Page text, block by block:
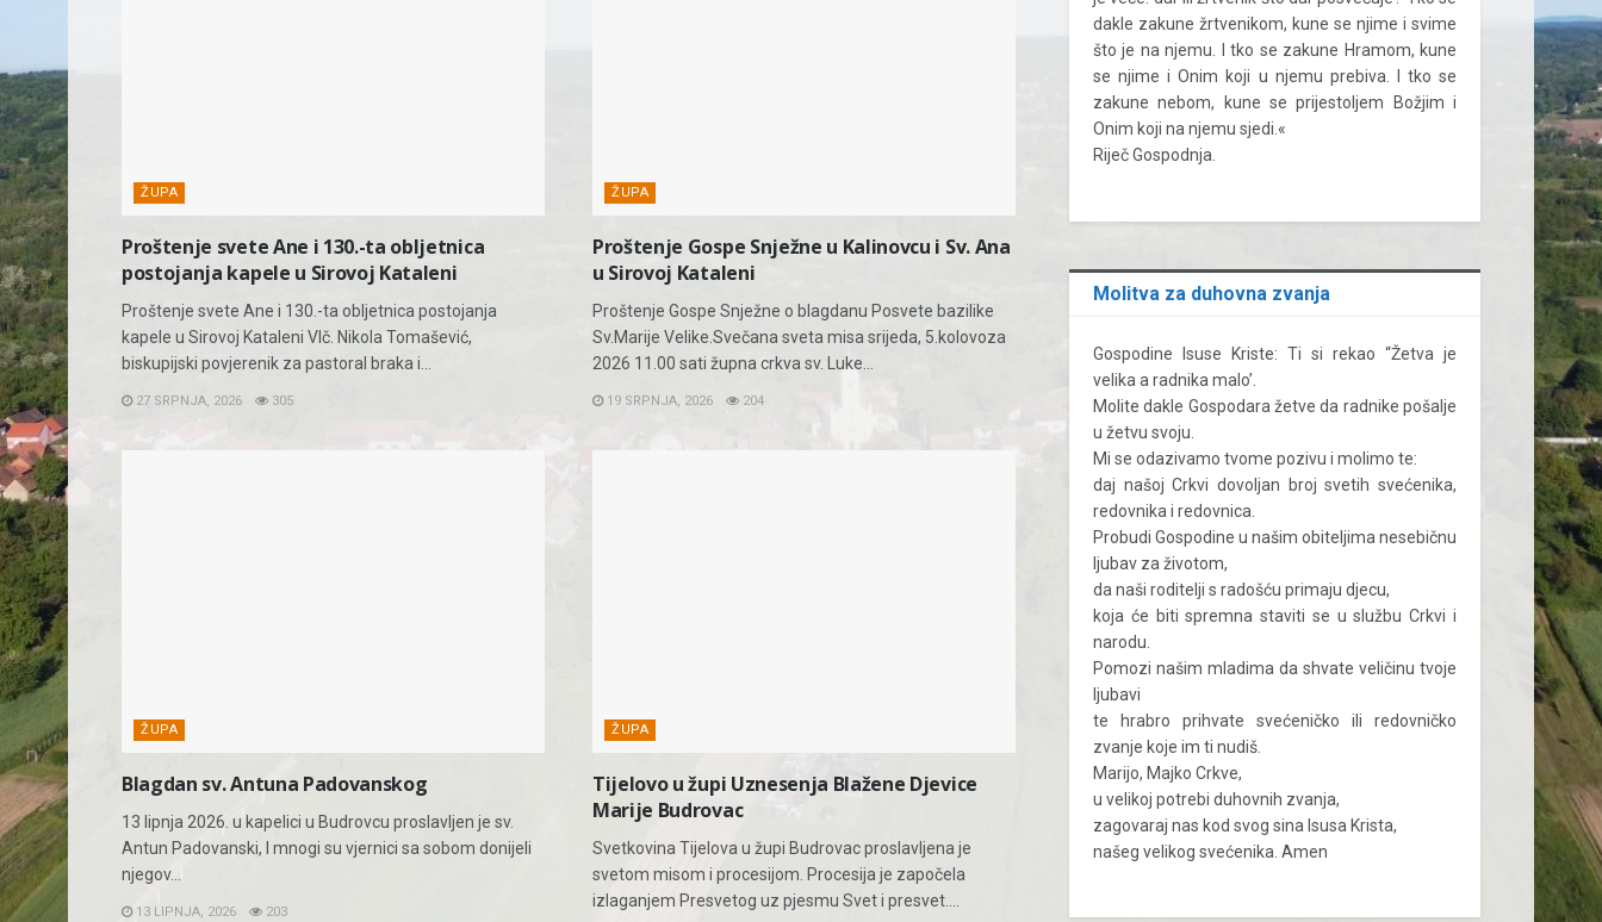
ŽUPA
Proštenje svete Ane i 130.-ta obljetnica
postojanja kapele u Sirovoj Kataleni
Proštenje svete Ane i 130.-ta obljetnica postojanja
kapele u Sirovoj Kataleni Vlč. Nikola Tomašević,
biskupijski povjerenik za pastoral braka i...
27 SRPNJA, 2026 305
ŽUPA
Proštenje Gospe Snježne u Kalinovcu i Sv. Ana
u Sirovoj Kataleni
Proštenje Gospe Snježne o blagdanu Posvete bazilike
Sv.Marije Velike.Svečana sveta misa srijeda, 5.kolovoza
2026 11.00 sati župna crkva sv. Luke...
19 SRPNJA, 2026 204
ŽUPA
Blagdan sv. Antuna Padovanskog
13 lipnja 2026. u kapelici u Budrovcu proslavljen je sv.
Antun Padovanski, I mnogi su vjernici sa sobom donijeli
njegov...
13 LIPNJA, 2026 203
ŽUPA
Tijelovo u župi Uznesenja Blažene Djevice
Marije Budrovac
Svetkovina Tijelova u župi Budrovac proslavljena je
svetom misom i procesijom. Procesija je započela
izlaganjem Presvetog uz pjesmu Svet i presvet....
dakle zakune žrtvenikom, kune se njime i svime
što je na njemu. I tko se zakune Hramom, kune
se njime i Onim koji u njemu prebiva. I tko se
zakune nebom, kune se prijestoljem Božjim i
Onim koji na njemu sjedi.«
Riječ Gospodnja.
Molitva za duhovna zvanja
Gospodine Isuse Kriste: Ti si rekao “Žetva je
velika a radnika malo’.
Molite dakle Gospodara žetve da radnike pošalje
u žetvu svoju.
Mi se odazivamo tvome pozivu i molimo te:
daj našoj Crkvi dovoljan broj svetih svećenika,
redovnika i redovnica.
Probudi Gospodine u našim obiteljima nesebičnu
ljubav za životom,
da naši roditelji s radošću primaju djecu,
koja će biti spremna staviti se u službu Crkvi i
narodu.
Pomozi našim mladima da shvate veličinu tvoje
ljubavi
te hrabro prihvate svećeničko ili redovničko
zvanje koje im ti nudiš.
Marijo, Majko Crkve,
u velikoj potrebi duhovnih zvanja,
zagovaraj nas kod svog sina Isusa Krista,
našeg velikog svećenika. Amen